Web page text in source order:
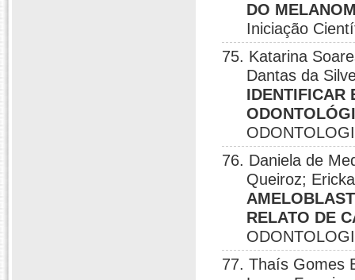
DO
Iniciação
75. Katarina
Dantas da
IDENTIFICAR
76. Daniela de
Queiroz;
RELATO DE
77. Thaís Gomes